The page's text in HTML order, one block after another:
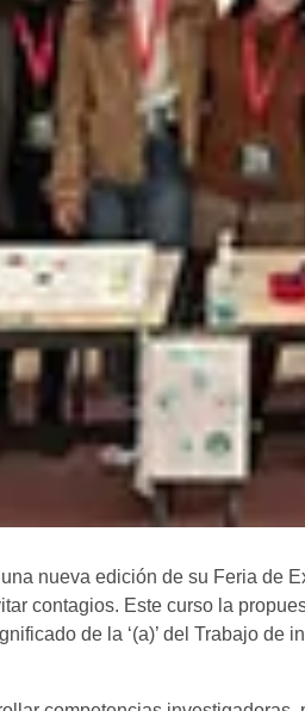
nueva edición de su Feria de
contagios. Este curso la
de la ‘(a)’ del Trabajo de